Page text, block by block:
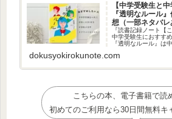
【中学受験生と
『透明なルール
想（一部ネタバレ
『読書記録ノート【
中学受験生におすす
『透明なルール』は
れます。同調圧力に
dokusyokirokunote.com
こちらの本、電子書籍で読
初めてのご利用なら30日間無料キ